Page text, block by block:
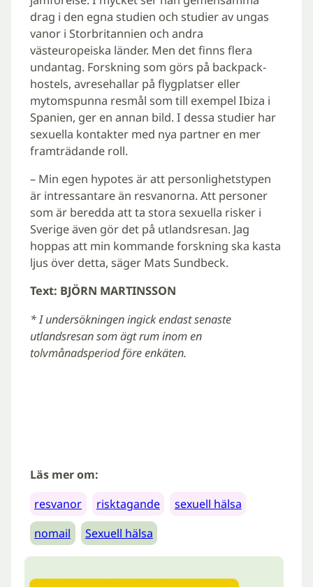
drag i den egna studien och studier av ungas
vanor i Storbritannien och andra
västeuropeiska länder. Men det finns flera
undantag. Forskning som görs på backpack-
hostels, avresehallar på flygplatser eller
mytomspunna resmål som till exempel Ibiza i
Spanien, ger en annan bild. I dessa studier har
sexuella kontakter med nya partner en mer
framträdande roll.
– Min egen hypotes är att personlighetstypen
är intressantare än resvanorna. Att personer
som är beredda att ta stora sexuella risker i
Sverige även gör det på utlandsresan. Jag
hoppas att min kommande forskning ska kasta
ljus över detta, säger Mats Sundbeck.
Text: BJÖRN MARTINSSON
* I undersökningen ingick endast senaste
utlandsresan som ägt rum inom en
tolvmånadsperiod före enkäten.
Läs mer om:
resvanor
risktagande
sexuell hälsa
nomail
Sexuell hälsa